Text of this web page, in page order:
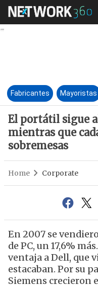
Fabricantes Mayoristas
El portátil sigue
mientras que
sobremesas
Home Corporate
En 2007 se
de PC, un 17,6%
ventaja a Dell, que
estacaban. Por su
Siemens crecieron